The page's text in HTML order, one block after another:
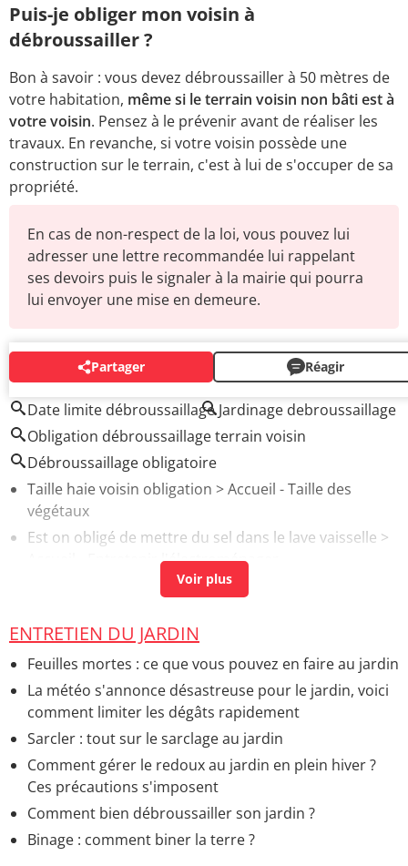
Puis-je obliger mon voisin à
débroussailler ?
Bon à savoir : vous devez débroussailler à 50 mètres de
votre habitation, même si le terrain voisin non bâti est à
votre voisin. Pensez à le prévenir avant de réaliser les
travaux. En revanche, si votre voisin possède une
construction sur le terrain, c'est à lui de s'occuper de sa
propriété.
En cas de non-respect de la loi, vous pouvez lui
adresser une lettre recommandée lui rappelant
ses devoirs puis le signaler à la mairie qui pourra
lui envoyer une mise en demeure.
Partager Réagir
AUTOUR DU MÊME SUJET
Date limite débroussaillage Jardinage debroussaillage
Obligation débroussaillage terrain voisin
Débroussaillage obligatoire
Taille haie voisin obligation > Accueil - Taille des
végétaux
Est on obligé de mettre du sel dans le lave vaisselle >
Accueil - Entretenir l'électroménager
Obligation de tailler les haies> Accueil - Taille des
Composteur obligation> Guide
ENTRETIEN DU JARDIN
Feuilles mortes : ce que vous pouvez en faire au jardin
La météo s'annonce désastreuse pour le jardin, voici
comment limiter les dégâts rapidement
Sarcler : tout sur le sarclage au jardin
Comment gérer le redoux au jardin en plein hiver ?
Ces précautions s'imposent
Comment bien débroussailler son jardin ?
Binage : comment biner la terre ?